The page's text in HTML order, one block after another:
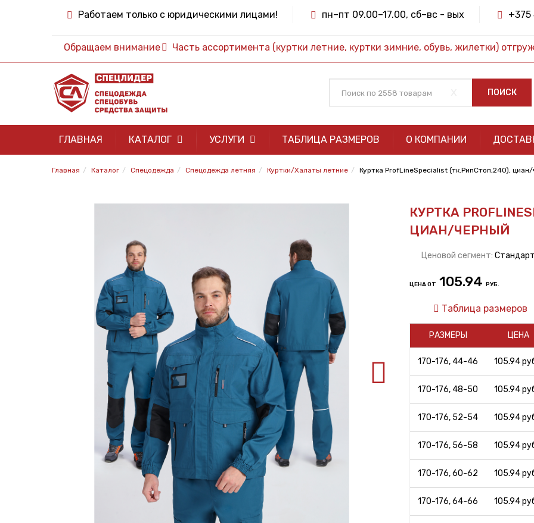
Работаем только с юридическими лицами! пн–пт 09.00–17.00, сб–вс - вых +375
Обращаем внимание Часть ассортимента (куртки летние, куртки зимние, обувь, жилетки)
ПОИСК
ГЛАВНАЯ КАТАЛОГ УСЛУГИ ТАБЛИЦА РАЗМЕРОВ О КОМПАНИИ
Главная Каталог Спецодежда Спецодежда летняя Куртки/Халаты летние Куртка ProfLineSpecialist (тк.РипСтоп,240),
КУРТКА
ЦИАН/ЧЕРНЫЙ
Ценовой сегмент: Стандарт
ЦЕНА ОТ 105.94 РУБ.
Таблица размеров
РАЗМЕРЫ ЦЕНА
170-176, 44-46 105.94
170-176, 48-50 105.94
170-176, 52-54 105.94
170-176, 56-58 105.94
170-176, 60-62 105.94
170-176, 64-66 105.94